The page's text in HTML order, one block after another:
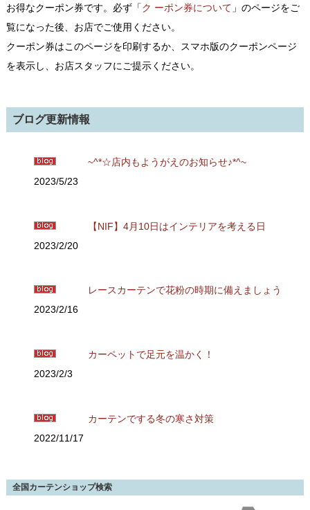
お得なクーポン券です。必ず「ク ーポン券について 」のページをご
覧になった後、お店でご使用ください。
クーポン券はこのページを印刷するか、スマホ版のクーポンページ
を表示し、お店スタッフにご提示ください。
ブログ更新情報
2023/5/23
~^*☆店内もようがえのお知らせ♪*^~
2023/2/20
【NIF】4月10日はインテリアを考える日
2023/2/16
レースカーテンで花粉の時期に備えましょう
2023/2/3
カーペットで足元を温かく！
2022/11/17
カーテンでする冬の寒さ対策
全国カーテンショップ検索